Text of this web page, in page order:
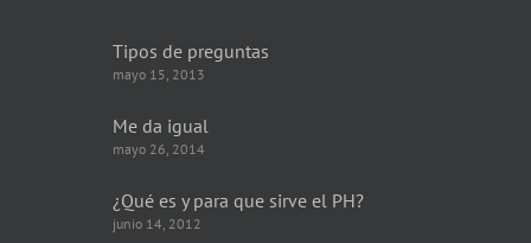
Tipos de preguntas
mayo 15, 2013
Me da igual
mayo 26, 2014
¿Qué es y para que sirve el PH?
junio 14, 2012